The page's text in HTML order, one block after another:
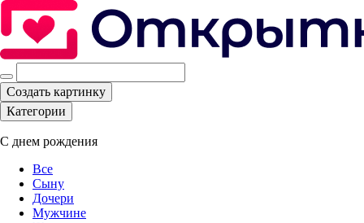
Создать картинку
Категории
С днем рождения
Все
Сыну
Дочери
Мужчине